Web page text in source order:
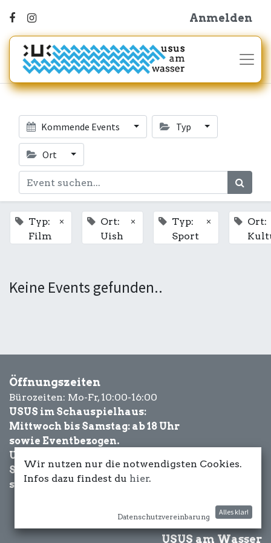
Anmelden
Kommende Events Typ
Ort
Typ:
Film
×
Ort:
Uish
×
Typ:
Sport
×
Ort:
Keine Events gefunden..
Öffnungszeiten
Bürozeiten: Mo-Fr, 10:00-16:00
USUS im Schauspielhaus:
Mittwoch bis Samstag: ab 18 Uhr
sowie Eventbezogen.
USUS am Wasser:
Schönwetter-
sowie Eventbezogen.
USUS am Wasser
Wir nutzen nur die notwendigsten Cookies.
Infos dazu findest du hier.
Datenschutzvereinbarung
Alles klar!